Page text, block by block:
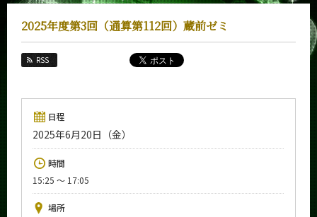
2025年度第3回（通算第112回）蔵前ゼミ
RSS
日程
2025年6月20日（金）
時間
15:25 ～ 17:05
場所
About Us
Education
未来
Future
入学案内
Admissions
生命理工学系 News
News